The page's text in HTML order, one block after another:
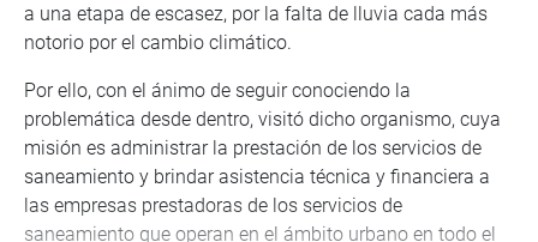
a una etapa de escasez, por la falta de lluvia cada más
notorio por el cambio climático.
Por ello, con el ánimo de seguir conociendo la
problemática desde dentro, visitó dicho organismo, cuya
misión es administrar la prestación de los servicios de
saneamiento y brindar asistencia técnica y financiera a
las empresas prestadoras de los servicios de
saneamiento que operan en el ámbito urbano en todo el